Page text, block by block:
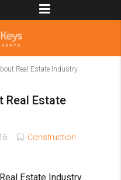
Real Estate Industry
Real Estate
Construction